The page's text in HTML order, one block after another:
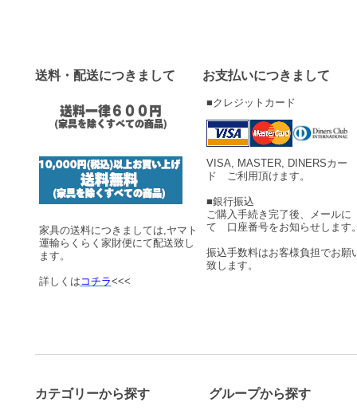
送料・配送につきまして お支払いにつきまして
家具の送料につきましては,ヤマト
運輸らくらく家財便にて配送致し
ます。
詳しくは コチラ<<<
■クレジットカード
VISA, MASTER, DINERSカー
ド ご利用頂けます。
■銀行振込
ご購入手続き完了後、メールに
て 口座番号をお知らせします
振込手数料はお客様負担でお願
致します。
カテゴリーから探す グループから探す